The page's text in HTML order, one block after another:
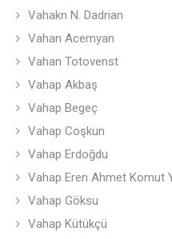
Vahakn N. Dadrian
Vahan Acemyan
Vahan Totovenst
Vahap Akbaş
Vahap Begeç
Vahap Coşkun
Vahap Erdoğdu
Vahap Eren Ahmet Komut
Vahap Göksu
Vahap Kütükçü